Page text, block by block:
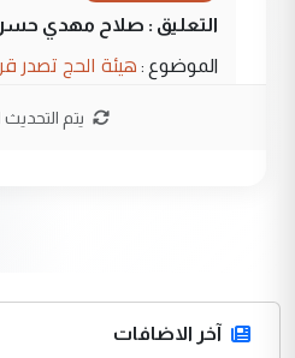
التعليق : صلاح مهدي
الموضوع : هيئة الحج تصدر
hadi
يتم التحديث
آخر الاضافات